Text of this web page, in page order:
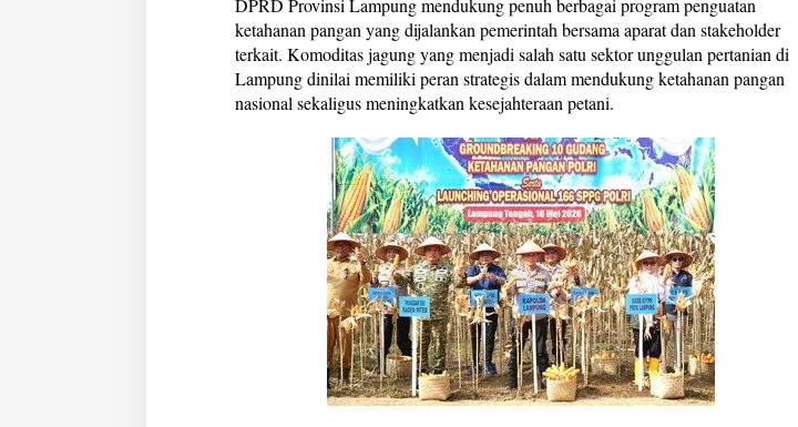
I
I
DPRD Provinsi Lampung mendukung penuh berbagai program penguatan
ketahanan pangan yang dijalankan pemerintah bersama aparat dan stakeholder
terkait. Komoditas jagung yang menjadi salah satu sektor unggulan pertanian di
Lampung dinilai memiliki peran strategis dalam mendukung ketahanan pangan
nasional sekaligus meningkatkan kesejahteraan petani.